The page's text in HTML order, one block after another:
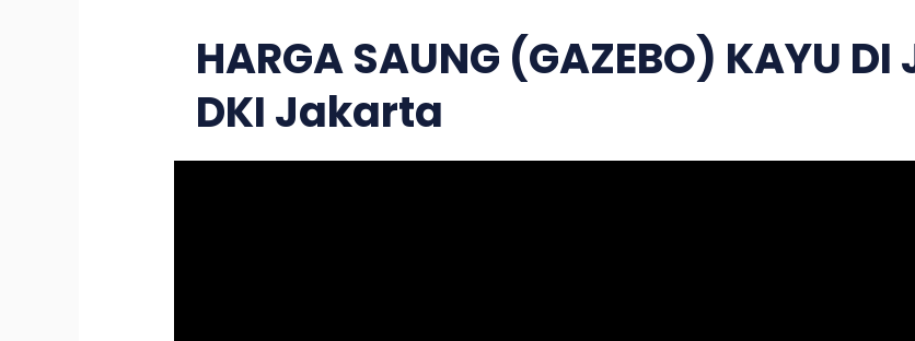
HARGA SAUNG (GAZEBO) KAYU
DKI Jakarta